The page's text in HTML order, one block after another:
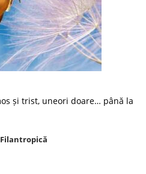
și trist, uneori doare… până la
Filantropică